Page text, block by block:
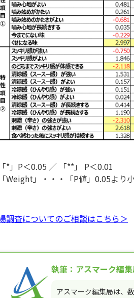
*」P＜0.05 ／ 「**」 P＜0.01
Weight」・・・「P値」0.05より
調査についてのご相談はこちら＞
執筆：アスマーク編
アスマーク編集局は、